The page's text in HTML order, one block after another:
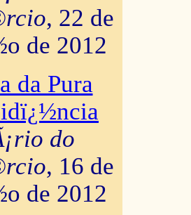
, 22 de
de 2012
da Pura
do
, 16 de
de 2012